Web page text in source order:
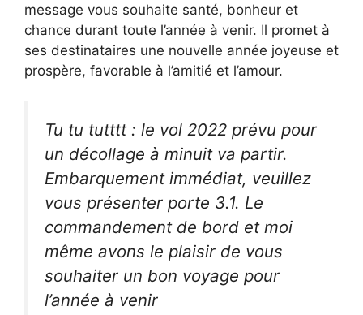
message vous souhaite santé, bonheur et
chance durant toute l’année à venir. Il promet à
ses destinataires une nouvelle année joyeuse et
prospère, favorable à l’amitié et l’amour.
Tu tu tutttt : le vol 2022 prévu pour
un décollage à minuit va partir.
Embarquement immédiat, veuillez
vous présenter porte 3.1. Le
commandement de bord et moi
même avons le plaisir de vous
souhaiter un bon voyage pour
l’année à venir